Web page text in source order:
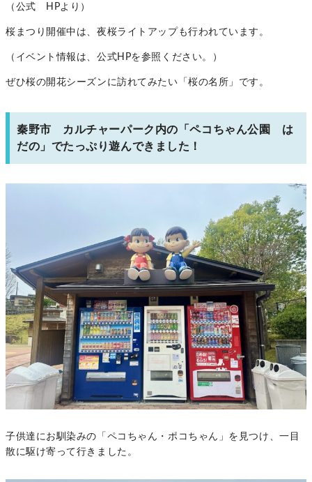
（公式 HPより）
桜まつり開催中は、夜桜ライトアップも行われています。
（イベント情報は、公式HPを参照ください。）
ぜひ桜の開花シーズンに訪れてみたい「桜の名所」です。
秦野市 カルチャーパーク内の「ペコちゃん公園 は
だの」でたっぷり遊んできました！
子供達にお馴染みの「ペコちゃん・ポコちゃん」を見つけ、一目
散に駆け寄って行きました。